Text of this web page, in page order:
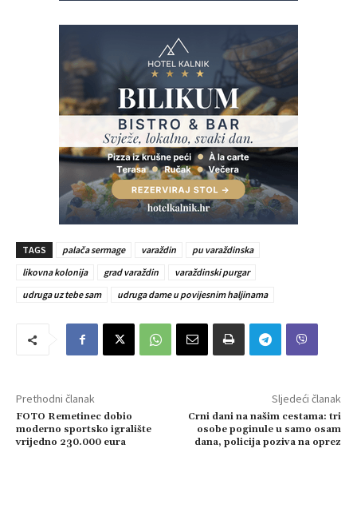
TAGS palača sermage varaždin
pu varaždinska
likovna kolonija
grad varaždin
varaždinski purgar
udruga uz tebe sam
udruga dame u povijesnim haljinama
Prethodni članak
FOTO Remetinec dobio
moderno sportsko igralište
vrijedno 230.000 eura
Sljedeći članak
Crni dani na našim cestama: tri
osobe poginule u samo osam
dana, policija poziva na oprez